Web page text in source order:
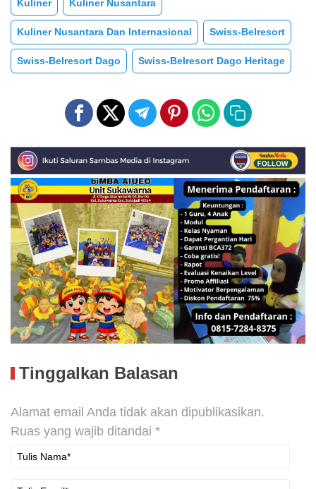
Kuliner Kuliner Nusantara
Kuliner Nusantara Dan Internasional Swiss-Belresort
Swiss-Belresort Dago Swiss-Belresort Dago Heritage
Tinggalkan Balasan
Alamat email Anda tidak akan dipublikasikan.
Ruas yang wajib ditandai *